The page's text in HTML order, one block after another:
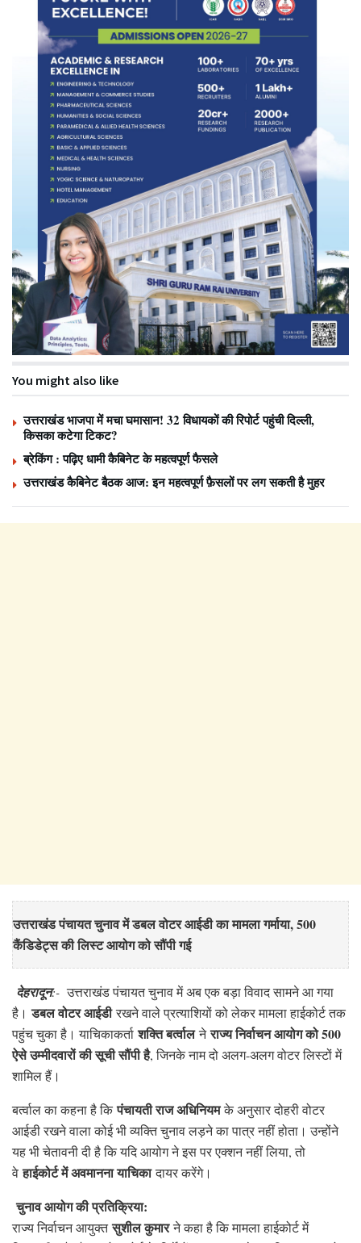
You might also like
उत्तराखंड भाजपा में मचा घमासान! 32 विधायकों की रिपोर्ट पहुंची दिल्ली,
किसका कटेगा टिकट?
ब्रेकिंग : पढ़िए धामी कैबिनेट के महत्वपूर्ण फैसले
उत्तराखंड कैबिनेट बैठक आज: इन महत्वपूर्ण फ़ैसलों पर लग सकती है मुहर
उत्तराखंड पंचायत चुनाव में डबल वोटर आईडी का मामला गर्माया, 500
कैंडिडेट्स की लिस्ट आयोग को सौंपी गई
देहरादून:-उत्तराखंड पंचायत चुनाव में अब एक बड़ा विवाद सामने आ गया
है।डबल वोटर आईडीरखने वाले प्रत्याशियों को लेकर मामला हाईकोर्ट तक
पहुंच चुका है। याचिकाकर्ताशक्ति बर्त्वालनेराज्य निर्वाचन आयोग को 500
ऐसे उम्मीदवारों की सूची सौंपी है, जिनके नाम दो अलग-अलग वोटर लिस्टों में
शामिल हैं।
बर्त्वाल का कहना है किपंचायती राज अधिनियमके अनुसार दोहरी वोटर
आईडी रखने वाला कोई भी व्यक्ति चुनाव लड़ने का पात्र नहीं होता। उन्होंने
यह भी चेतावनी दी है कि यदि आयोग ने इस पर एक्शन नहीं लिया, तो
वेहाईकोर्ट में अवमानना याचिकादायर करेंगे।
चुनाव आयोग की प्रतिक्रिया:
राज्य निर्वाचन आयुक्तसुशील कुमारने कहा है कि मामला हाईकोर्ट में